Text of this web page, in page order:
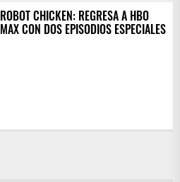
ROBOT CHICKEN: REGRESA A HBO
MAX CON DOS EPISODIOS ESPECIALES